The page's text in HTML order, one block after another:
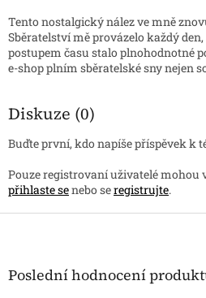
Tento nostalgický nález ve mně
Sběratelství mě provázelo každý
postupem času stalo plnohodnotné
e-shop plním sběratelské sny nejen
Diskuze (0)
Buďte první, kdo napíše příspěvek k
Pouze registrovaní uživatelé mohou
přihlaste senebo seregistrujte.
Z
Poslední hodnocení